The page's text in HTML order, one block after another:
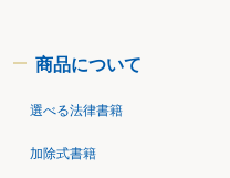
商品について
選べる法律書籍
加除式書籍